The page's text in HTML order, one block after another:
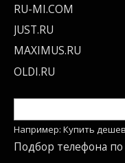
RU-MI.COM
JUST.RU
MAXIMUS.RU
OLDI.RU
Например: Купить
Подбор телефона